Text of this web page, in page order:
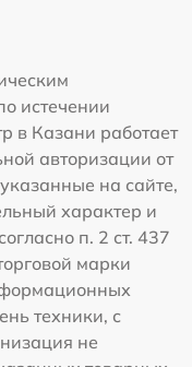
истечении
в Казани работает
авторизации от
на сайте,
характер и
п. 2 ст. 437
марки
техники, с
не